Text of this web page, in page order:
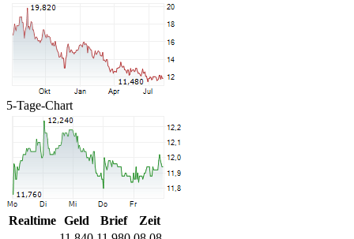
5-Tage-Chart
Realtime Geld Brief
Zeit